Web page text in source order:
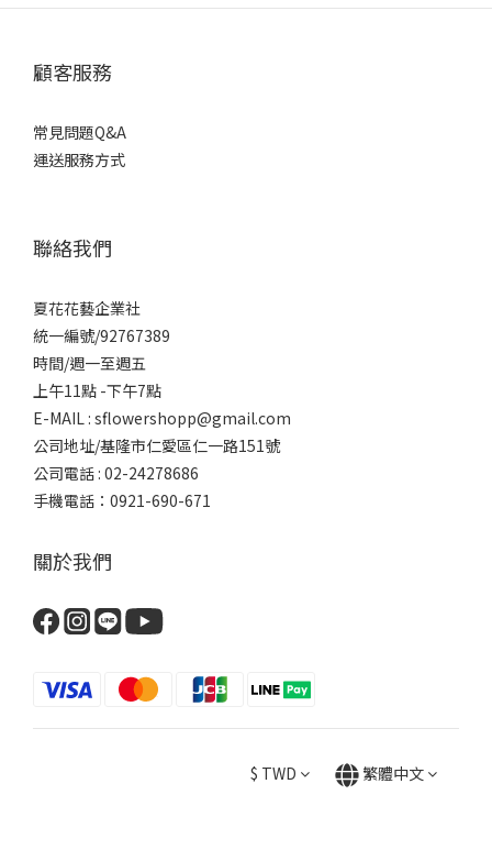
顧客服務
常見問題Q&A
運送服務方式
聯絡我們
夏花花藝企業社
統一編號/92767389
時間/週一至週五
上午11點 -下午7點
E-MAIL : sflowershopp@gmail.com
公司地址/基隆市仁愛區仁一路151號
公司電話 : 02-24278686
手機電話：0921-690-671
關於我們
$ TWD 繁體中文